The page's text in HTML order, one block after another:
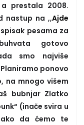
prestala 2008.
nastup na ,,Ajde
pesama za
gotovo
smo najviše
ponovo
na mnogo višem
bubnjar Zlatko
(inače svira u
da ćemo te